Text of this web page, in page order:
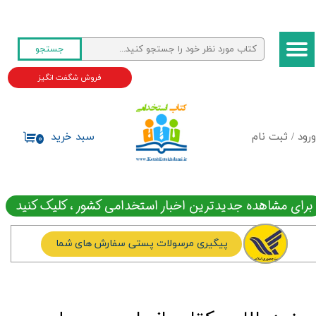
ورود / ثبت نام
حساب کاربری من
تغییر گذر واژه
جستجو
۰ سبد خرید
فروش شگفت انگیز
برای مشاهده جدیدترین اخبار استخدامی کشور ، کلیک کنید
پیگیری مرسولات پستی سفارش های شما